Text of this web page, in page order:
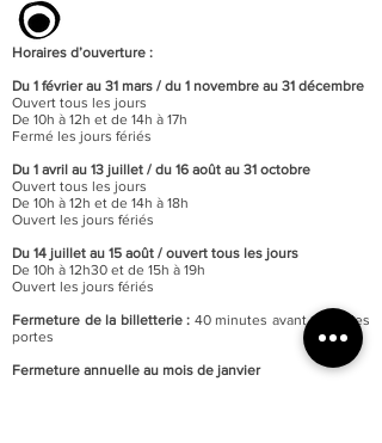
Horaires d’ouverture :
Du 1 février au 31 mars / du 1 novembre au 31 décembre
Ouvert tous les jours
De 10h à 12h et de 14h à 17h
Fermé les jours fériés
Du 1 avril au 13 juillet / du 16 août au 31 octobre
Ouvert tous les jours
De 10h à 12h et de 14h à 18h
Ouvert les jours fériés
Du 14 juillet au 15 août / ouvert tous les jours
De 10h à 12h30 et de 15h à 19h
Ouvert les jours fériés
Fermeture de la billetterie : 40 minutes avant celle des
portes
Fermeture annuelle au mois de janvier